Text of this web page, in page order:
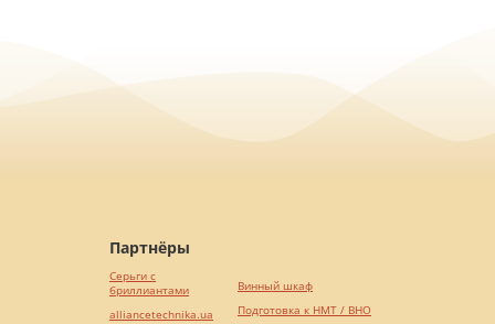
Партнёры
Серьги с
бриллиантами
alliancetechnika.ua
Винный шкаф
Подготовка к НМТ / ВНО